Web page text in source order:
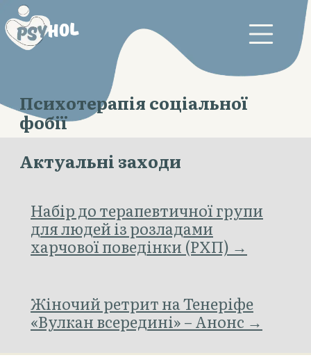
Психотерапія соціальної
фобії
Актуальні заходи
Набір до терапевтичної групи
для людей із розладами
харчової поведінки (РХП) →
Жіночий ретрит на Тенеріфе
«Вулкан всередині» – Анонс →